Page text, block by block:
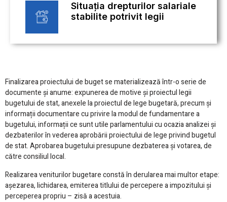
Situația drepturilor salariale
stabilite potrivit legii
Finalizarea proiectului de buget se materializează într-o serie de
documente și anume: expunerea de motive și proiectul legii
bugetului de stat, anexele la proiectul de lege bugetară, precum și
informații documentare cu privire la modul de fundamentare a
bugetului, informații ce sunt utile parlamentului cu ocazia analizei și
dezbaterilor în vederea aprobării proiectului de lege privind bugetul
de stat. Aprobarea bugetului presupune dezbaterea și votarea, de
către consiliul local.
Realizarea veniturilor bugetare constă în derularea mai multor etape:
așezarea, lichidarea, emiterea titlului de percepere a impozitului și
perceperea propriu – zisă a acestuia.